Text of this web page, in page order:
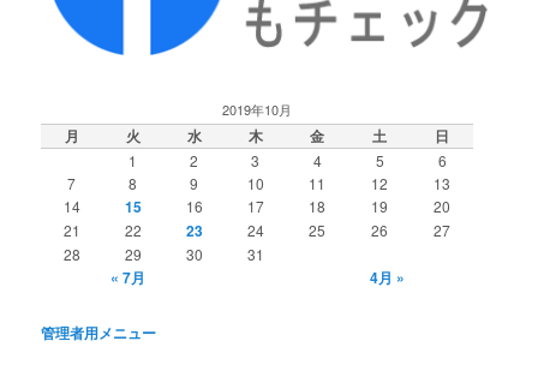
2019年10月
月 火 水 木 金 土 日
1 2 3 4 5
6
7
8 9 10 11 12
13
14
15 16 17 18 19
20
21
22 23 24 25 26
27
28
29 30 31
« 7月 4月 »
管理者用メニュー